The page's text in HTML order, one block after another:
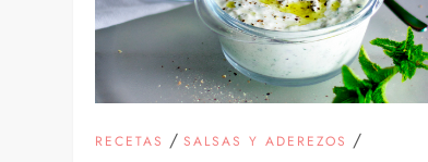
RECETAS /SALSAS Y ADEREZOS /